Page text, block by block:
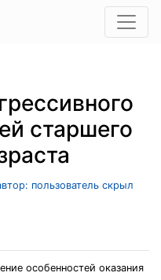
старшего
пользователь скрыл
особенностей оказания